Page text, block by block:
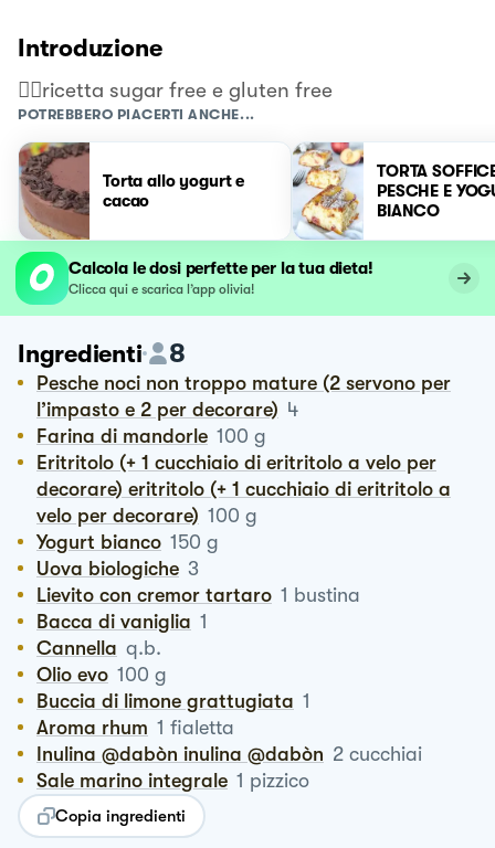
Introduzione
👉🏻ricetta sugar free e gluten free
POTREBBERO PIACERTI ANCHE...
Torta allo yogurt e
cacao
TORTA
PESCHE E
BIANCO
Calcola le dosi perfette per la tua dieta!
Clicca qui e scarica l’app olivia!
Ingredienti 8
Pesche noci non troppo mature (2 servono per
l’impasto e 2 per decorare) 4
Farina di mandorle 100 g
Eritritolo (+ 1 cucchiaio di eritritolo a velo per
decorare) eritritolo (+ 1 cucchiaio di eritritolo a
velo per decorare) 100 g
Yogurt bianco 150 g
Uova biologiche 3
Lievito con cremor tartaro 1 bustina
Bacca di vaniglia 1
Cannella q.b.
Olio evo 100 g
Buccia di limone grattugiata 1
Aroma rhum 1 fialetta
Inulina @dabòn inulina @dabòn 2 cucchiai
Sale marino integrale 1 pizzico
Copia ingredienti